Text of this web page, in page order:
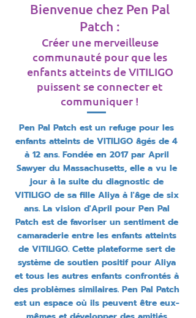
Bienvenue chez Pen Pal
Patch :
Créer une merveilleuse
communauté pour que les
enfants atteints de VITILIGO
puissent se connecter et
communiquer !
Pen Pal Patch est un refuge pour les
enfants atteints de VITILIGO âgés de 4
à 12 ans. Fondée en 2017 par April
Sawyer du Massachusetts, elle a vu le
jour à la suite du diagnostic de
VITILIGO de sa fille Aliya à l'âge de six
ans. La vision d'April pour Pen Pal
Patch est de favoriser un sentiment de
camaraderie entre les enfants atteints
de VITILIGO. Cette plateforme sert de
système de soutien positif pour Aliya
et tous les autres enfants confrontés à
des problèmes similaires. Pen Pal Patch
est un espace où ils peuvent être eux-